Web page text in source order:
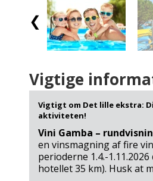
Vigtige
Vigtigt om Det lille ekstra:
aktiviteten!
Vini Gamba –
en vinsmagning af fire
perioderne 1.4.-
hotellet 35 km). Husk at